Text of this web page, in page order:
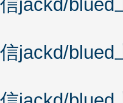
jackd/
jackd/